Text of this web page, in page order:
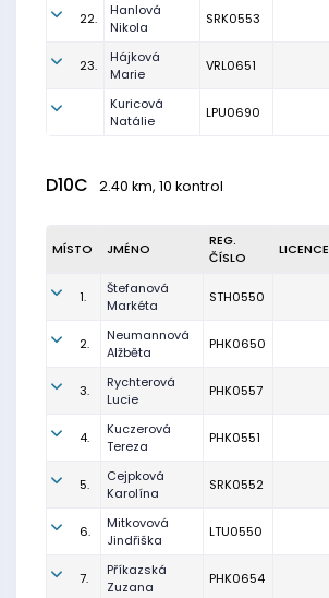
22.
Hanlová
Nikola
SRK0553
23.
Hájková
Marie
VRL0651
Kuricová
Natálie
LPU0690
D10C 2.40 km, 10 kontrol
MÍSTO JMÉNO
REG.
ČÍSLO
LICENCE
1.
Štefanová
Markéta
STH0550
2.
Neumannová
Alžběta
PHK0650
3.
Rychterová
Lucie
PHK0557
4.
Kuczerová
Tereza
PHK0551
5.
Cejpková
Karolína
SRK0552
6.
Mitkovová
Jindřiška
LTU0550
7.
Příkazská
Zuzana
PHK0654